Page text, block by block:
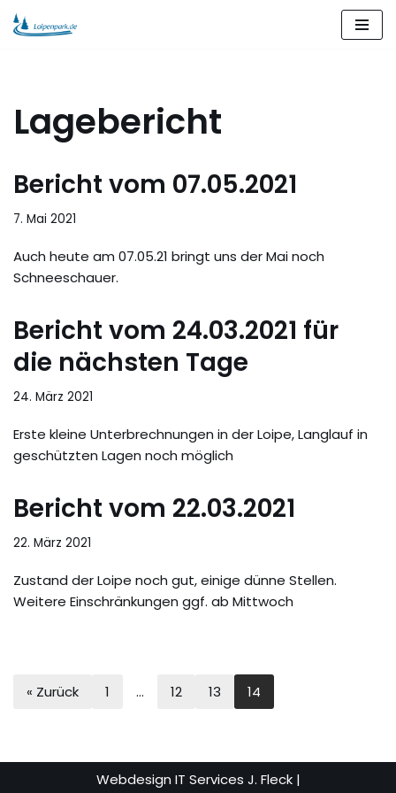
Lagebericht
Bericht vom 07.05.2021
7. Mai 2021
Auch heute am 07.05.21 bringt uns der Mai noch
Schneeschauer.
Bericht vom 24.03.2021 für
die nächsten Tage
24. März 2021
Erste kleine Unterbrechnungen in der Loipe, Langlauf in
geschützten Lagen noch möglich
Bericht vom 22.03.2021
22. März 2021
Zustand der Loipe noch gut, einige dünne Stellen.
Weitere Einschränkungen ggf. ab Mittwoch
« Zurück 1 … 12 13 14
Webdesign IT Services J. Fleck|